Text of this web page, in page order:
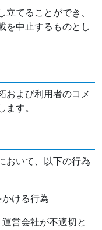
てることができ、
を中止するものとし
および利用者のコメ
ます。
おいて、以下の行為
ける行為
営会社が不適切と